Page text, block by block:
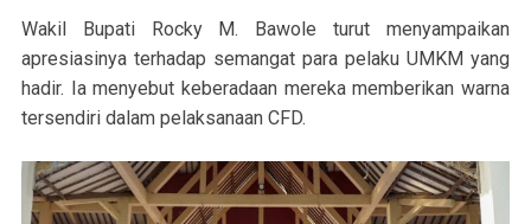
Wakil Bupati Rocky M. Bawole turut menyampaikan
apresiasinya terhadap semangat para pelaku UMKM yang
hadir. Ia menyebut keberadaan mereka memberikan warna
tersendiri dalam pelaksanaan CFD.